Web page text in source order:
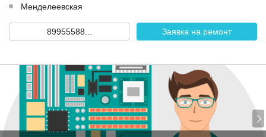
Менделеевская
89955588... Заявка на ремонт